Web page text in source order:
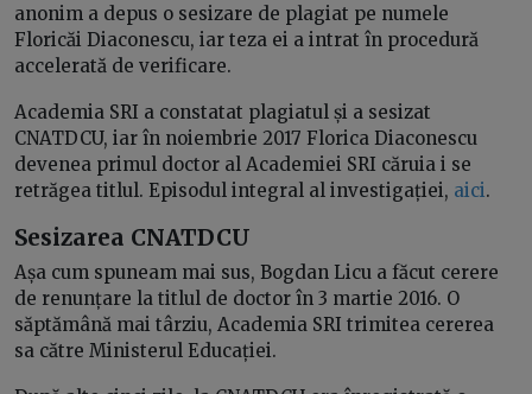
anonim a depus o sesizare de plagiat pe numele
Floricăi Diaconescu, iar teza ei a intrat în procedură
accelerată de verificare.
Academia SRI a constatat plagiatul și a sesizat
CNATDCU, iar în noiembrie 2017 Florica Diaconescu
devenea primul doctor al Academiei SRI căruia i se
retrăgea titlul. Episodul integral al investigației, aici.
Sesizarea CNATDCU
Așa cum spuneam mai sus, Bogdan Licu a făcut cerere
de renunțare la titlul de doctor în 3 martie 2016. O
săptămână mai târziu, Academia SRI trimitea cererea
sa către Ministerul Educației.